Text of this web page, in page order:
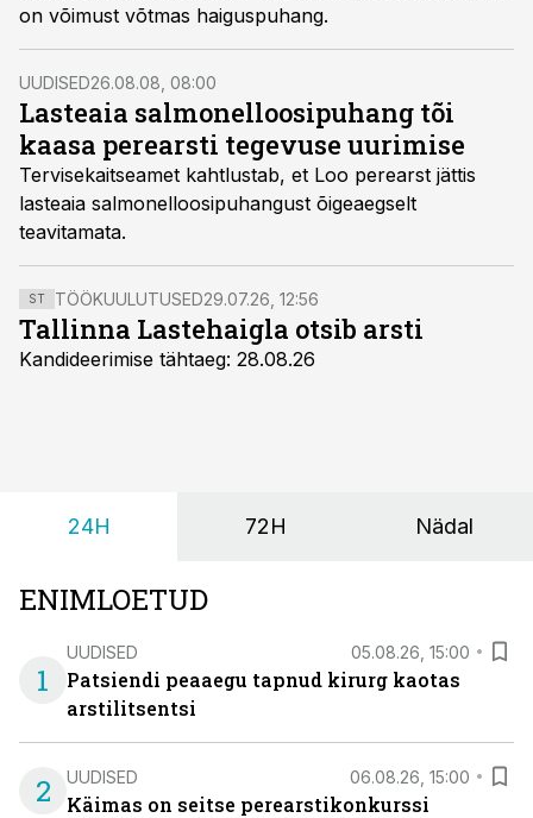
on võimust võtmas haiguspuhang.
UUDISED26.08.08, 08:00
Lasteaia salmonelloosipuhang tõi
kaasa perearsti tegevuse uurimise
Tervisekaitseamet kahtlustab, et Loo perearst jättis
lasteaia salmonelloosipuhangust õigeaegselt
teavitamata.
ST TÖÖKUULUTUSED29.07.26, 12:56
Tallinna Lastehaigla otsib arsti
Kandideerimise tähtaeg: 28.08.26
24H 72H Nädal
ENIMLOETUD
1
UUDISED 05.08.26, 15:00
Patsiendi peaaegu tapnud kirurg kaotas
arstilitsentsi
2 UUDISED 06.08.26, 15:00
Käimas on seitse perearstikonkurssi